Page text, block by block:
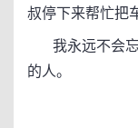
叔停下来帮忙把
我永远不会忘
的人。